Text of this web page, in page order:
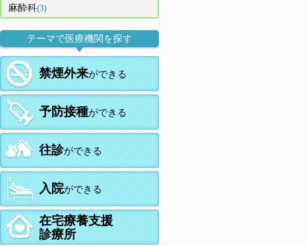
麻酔科(3)
テーマで医療機関を探す
禁煙外来ができる
予防接種ができる
往診ができる
入院ができる
在宅療養支援
診療所